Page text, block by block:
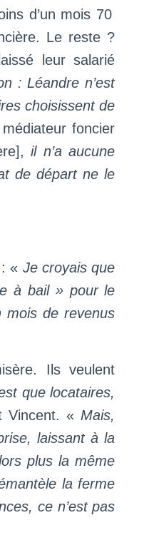
d’un mois 70
Le reste ?
leur salarié
: Léandre n’est
choisissent de
foncier
il n’a aucune
de départ ne le
« Je croyais que
à bail » pour le
mois de revenus
Ils veulent
que locataires,
Vincent. « Mais,
laissant à la
plus la même
la ferme
ce n’est pas